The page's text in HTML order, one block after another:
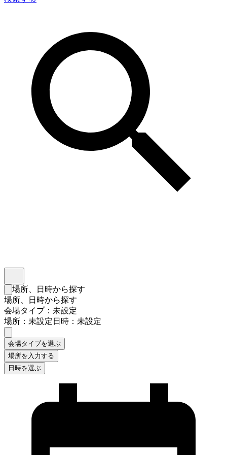
検索フォームを閉じる
場所、日時から探す
場所、日時から探す
会場タイプ：未設定
場所：未設定日時：未設定
会場タイプを選ぶ
場所を入力する
日時を選ぶ